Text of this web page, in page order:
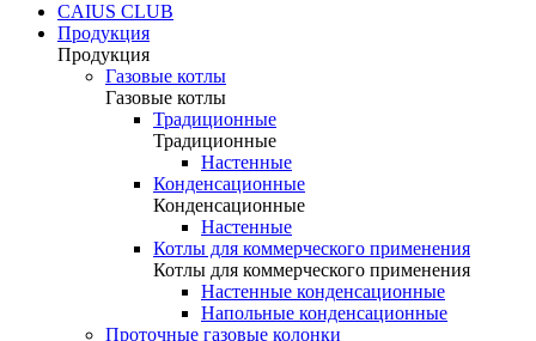
CAIUS CLUB
Продукция
Продукция
Газовые котлы
Газовые котлы
Традиционные
Традиционные
Настенные
Конденсационные
Конденсационные
Настенные
Котлы для коммерческого применения
Котлы для коммерческого применения
Настенные конденсационные
Напольные конденсационные
Проточные газовые колонки